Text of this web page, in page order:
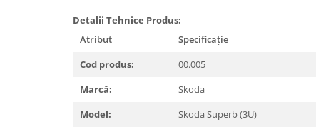
Carlige Mitsubishi
Carlige Omoda
Detalii Tehnice Produs:
Atribut
Specificație
Cod produs:
00.005
Marcă:
Skoda
Model:
Skoda Superb (3U)